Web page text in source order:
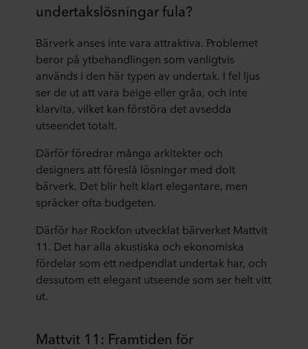
undertakslösningar fula?
Bärverk anses inte vara attraktiva. Problemet
beror på ytbehandlingen som vanligtvis
används i den här typen av undertak. I fel ljus
ser de ut att vara beige eller gråa, och inte
klarvita, vilket kan förstöra det avsedda
utseendet totalt.
Därför föredrar många arkitekter och
designers att föreslå lösningar med dolt
bärverk. Det blir helt klart elegantare, men
spräcker ofta budgeten.
Därför har Rockfon utvecklat bärverket Mattvit
11. Det har alla akustiska och ekonomiska
fördelar som ett nedpendlat undertak har, och
dessutom ett elegant utseende som ser helt vitt
ut.
Mattvit 11: Framtiden för